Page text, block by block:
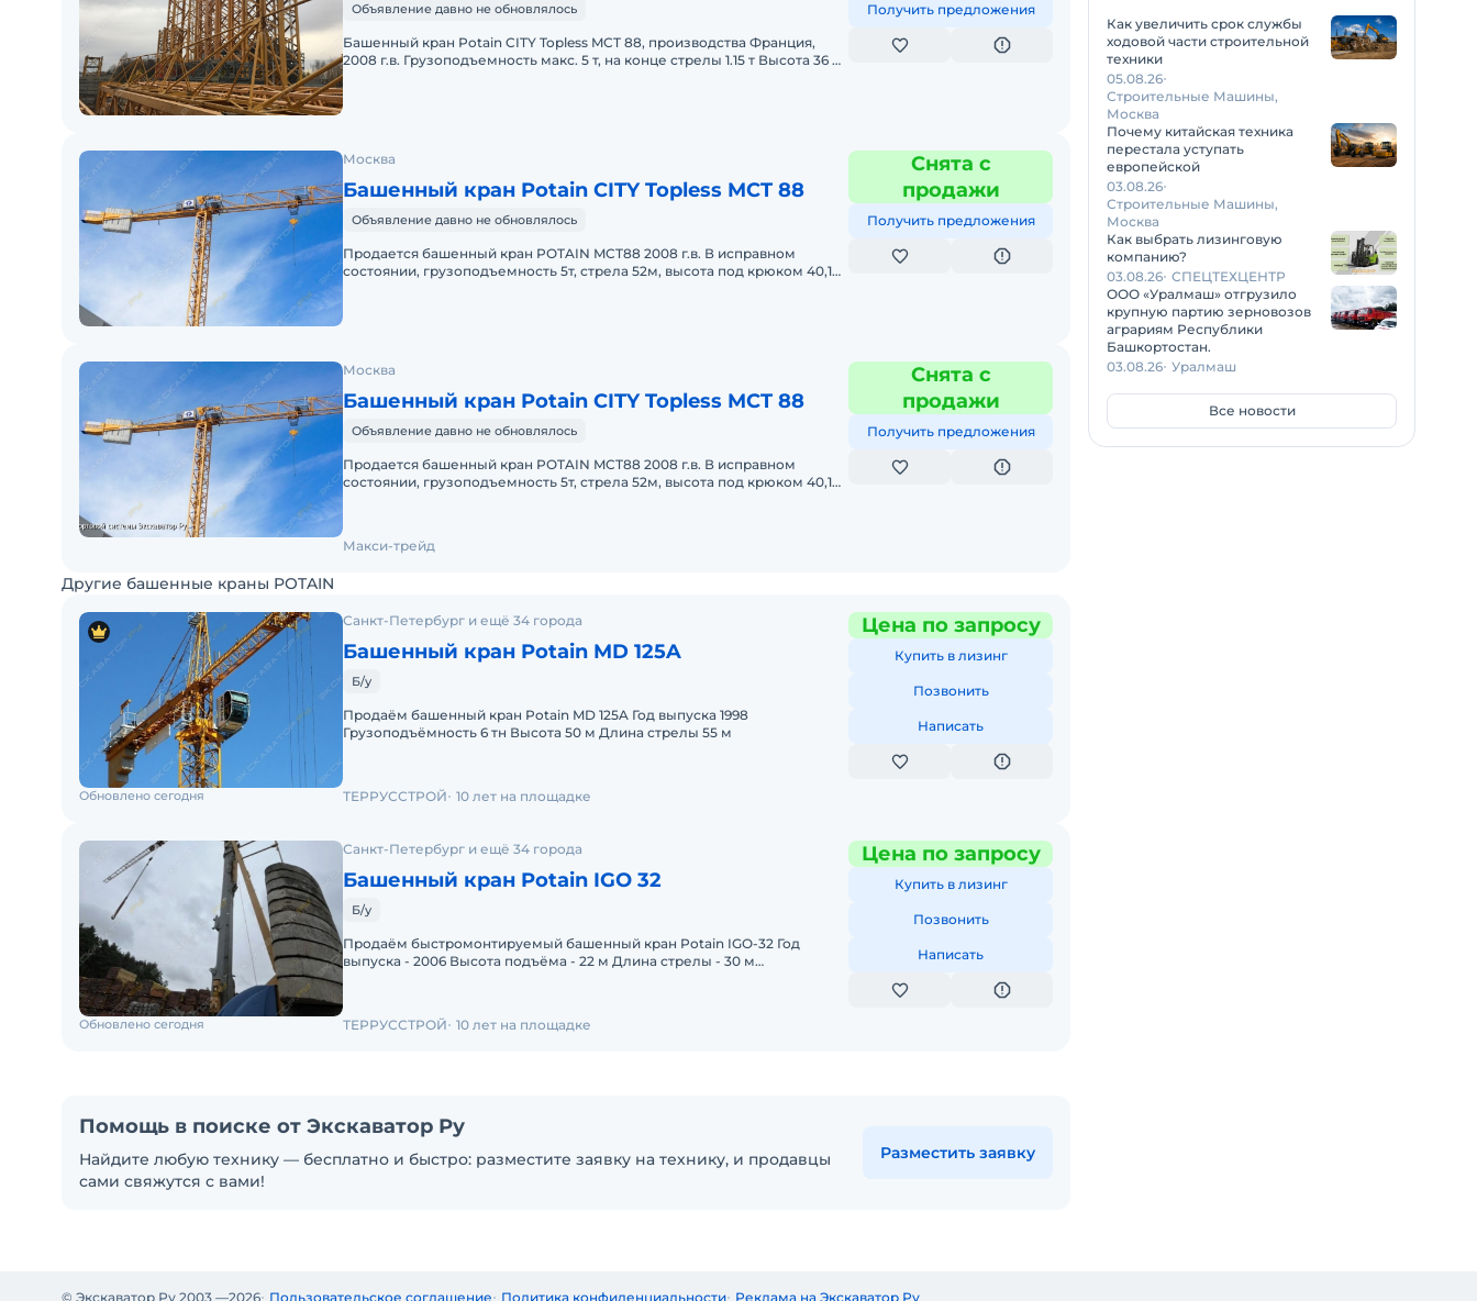
Объявление давно не обновлялось
Башенный кран Potain CITY Topless MCT 88, производства Франция,
2008 г.в. Грузоподъемность макс. 5 т, на конце стрелы 1.15 т Высота 36 м
Получить предложения
Москва
Башенный кран Potain CITY Topless MCT 88
Объявление давно не обновлялось
Продается башенный кран POTAIN MCT88 2008 г.в. В исправном
состоянии, грузоподъемность 5т, стрела 52м, высота под крюком 40,1м,
Снята с
продажи
Получить предложения
Москва
Башенный кран Potain CITY Topless MCT 88
Объявление давно не обновлялось
Продается башенный кран POTAIN MCT88 2008 г.в. В исправном
состоянии, грузоподъемность 5т, стрела 52м, высота под крюком 40,1м,
Снята с
продажи
Получить предложения
Макси-трейд
Другие башенные краны POTAIN
Санкт-Петербург и ещё 34 города
Башенный кран Potain MD 125A
Б/у
Продаём башенный кран Potain MD 125A Год выпуска 1998
Грузоподъёмность 6 тн Высота 50 м Длина стрелы 55 м
Цена по запросу
Купить в лизинг
Позвонить
Написать
Обновлено сегодня ТЕРРУССТРОЙ 10 лет на площадке
Санкт-Петербург и ещё 34 города
Башенный кран Potain IGO 32
Б/у
Продаём быстромонтируемый башенный кран Potain IGO-32 Год
выпуска - 2006 Высота подъёма - 22 м Длина стрелы - 30 м
Цена по запросу
Купить в лизинг
Позвонить
Написать
Обновлено сегодня ТЕРРУССТРОЙ 10 лет на площадке
Помощь в поиске от Экскаватор Ру
Найдите любую технику — бесплатно и быстро: разместите заявку на технику, и продавцы
сами свяжутся с вами!
Разместить заявку
Как увеличить срок службы
ходовой части строительной
техники
05.08.26
Строительные Машины,
Москва
Почему китайская техника
перестала уступать
европейской
03.08.26
Строительные Машины,
Москва
Как выбрать лизинговую
компанию?
03.08.26 СПЕЦТЕХЦЕНТР
ООО «Уралмаш» отгрузило
крупную партию зерновозов
аграриям Республики
Башкортостан.
03.08.26 Уралмаш
Все новости
© Экскаватор Ру 2003 —2026 Пользовательское соглашение Политика конфиденциальности Реклама на Экскаватор Ру